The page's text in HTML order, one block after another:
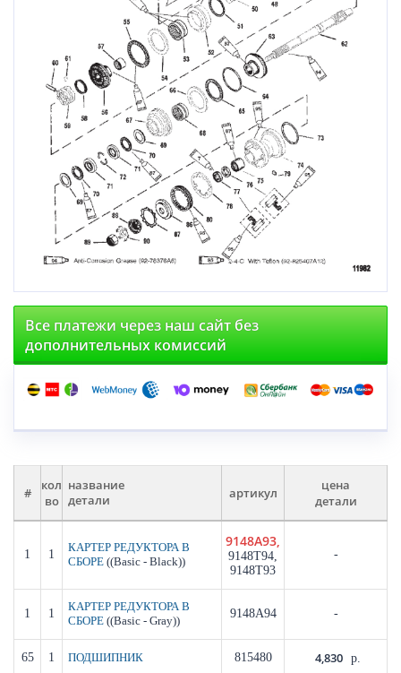
Все платежи через наш сайт без
дополнительных комиссий
#
кол
во
название
детали
артикул
цена
детали
1 1
КАРТЕР РЕДУКТОРА В
СБОРЕ ((Basic - Black))
9148A93,
9148T94,
9148T93
-
1 1
КАРТЕР РЕДУКТОРА В
СБОРЕ ((Basic - Gray))
9148A94 -
65 1 ПОДШИПНИК 815480 4,830 р.